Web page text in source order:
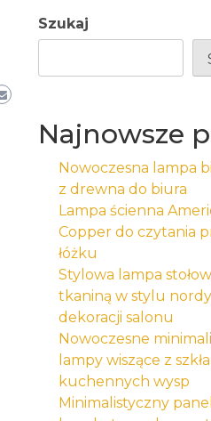
Szukaj
Najnowsze
Nowoczesna lampa
z drewna do biura
Lampa ścienna
Copper do czytania
łóżku
Stylowa lampa
tkaniną w stylu
dekoracji salonu
Nowoczesne
lampy wiszące z
kuchennych wysp
Minimalistyczny